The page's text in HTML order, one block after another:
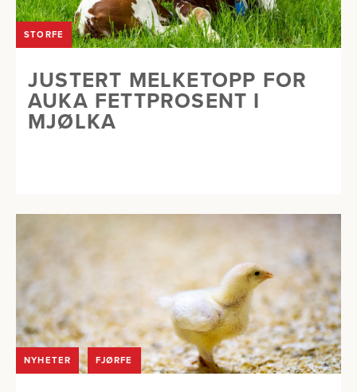
STORFE
JUSTERT MELKETOPP FOR
AUKA FETTPROSENT I
MJØLKA
NYHETER FJØRFE